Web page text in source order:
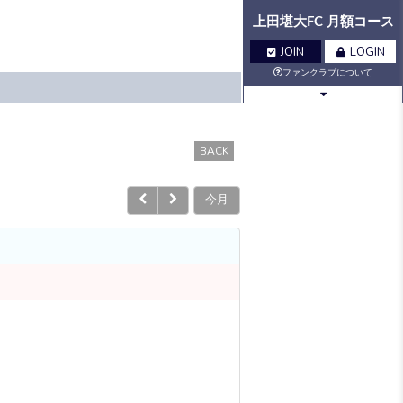
上田堪大FC 月額コース
JOIN LOGIN
ファンクラブについて
BACK
今月